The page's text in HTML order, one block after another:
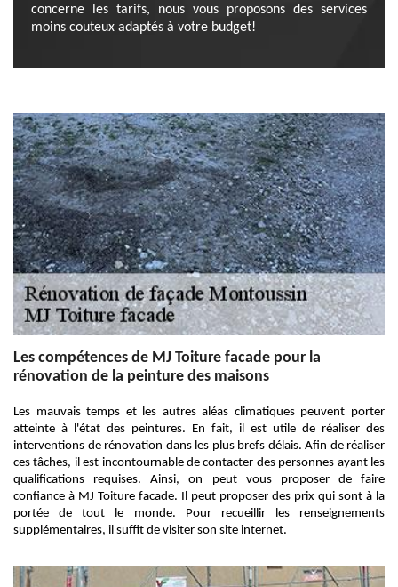
concerne les tarifs, nous vous proposons des services
moins couteux adaptés à votre budget!
Les compétences de MJ Toiture facade pour la
rénovation de la peinture des maisons
Les mauvais temps et les autres aléas climatiques peuvent porter
atteinte à l'état des peintures. En fait, il est utile de réaliser des
interventions de rénovation dans les plus brefs délais. Afin de réaliser
ces tâches, il est incontournable de contacter des personnes ayant les
qualifications requises. Ainsi, on peut vous proposer de faire
confiance à MJ Toiture facade. Il peut proposer des prix qui sont à la
portée de tout le monde. Pour recueillir les renseignements
supplémentaires, il suffit de visiter son site internet.